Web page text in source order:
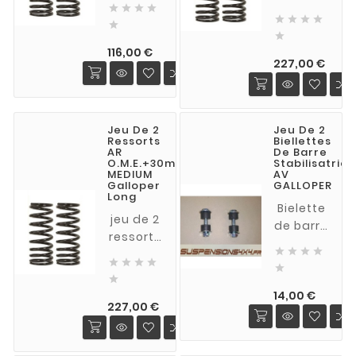
vide , 20
200kg
de
hauteur
souplesse
d'origine
pour
1998-
2002
   

116,00 €Prix
réhausse
mm
MEDIUM
(charge
pour
GALLOPER
COURT
1998-
2002
   

227,00 €Prix
Jeu De 2
Ressorts
AR
O.M.E.+30mm
MEDIUM
Galloper
Long
jeu de 2
ressorts
réhausse
mm
MEDIUM
(charge
   

227,00 €Prix
Jeu De 2
Biellettes
De Barre
Stabilisatrice
AV
GALLOPER
Bielette
de barre
AV
avec vis,
écrou
Nylstop,
   

14,00 €Prix